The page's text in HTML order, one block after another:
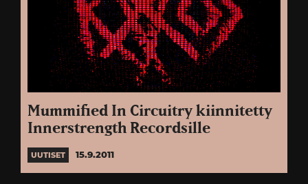
Mummified In Circuitry kiinnitetty
Innerstrength Recordsille
UUTISET 15.9.2011